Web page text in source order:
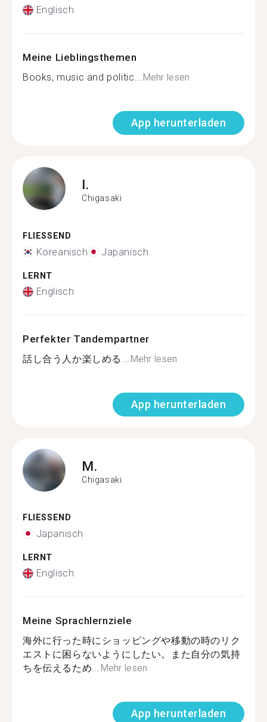
Englisch
Meine Lieblingsthemen
Books, music and politic...Mehr lesen
App herunterladen
I.
Chigasaki
FLIESSEND
Koreanisch Japanisch
LERNT
Englisch
Perfekter Tandempartner
話し合う人か楽しめる...Mehr lesen
App herunterladen
M.
Chigasaki
FLIESSEND
Japanisch
LERNT
Englisch
Meine Sprachlernziele
海外に行った時にショッピングや移動の時のリク
エストに困らないようにしたい。また自分の気持
ちを伝えるため...Mehr lesen
App herunterladen